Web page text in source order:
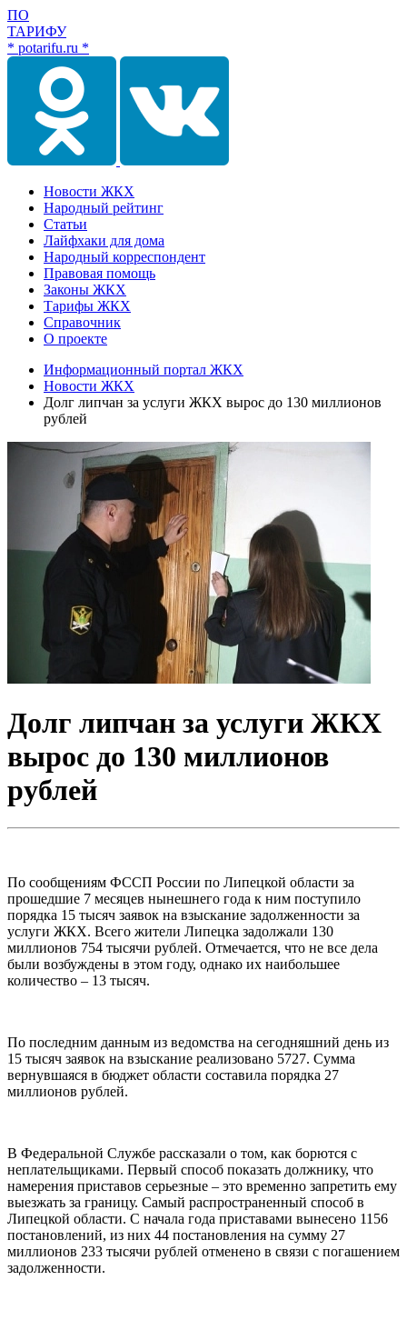
ПО
ТАРИФУ
* potarifu.ru *
Новости ЖКХ
Народный рейтинг
Статьи
Лайфхаки для дома
Народный корреспондент
Правовая помощь
Законы ЖКХ
Тарифы ЖКХ
Справочник
О проекте
Информационный портал ЖКХ
Новости ЖКХ
Долг липчан за услуги ЖКХ вырос до 130 миллионов
рублей
Долг липчан за услуги ЖКХ
вырос до 130 миллионов
рублей
По сообщениям ФССП России по Липецкой области за
прошедшие 7 месяцев нынешнего года к ним поступило
порядка 15 тысяч заявок на взыскание задолженности за
услуги ЖКХ. Всего жители Липецка задолжали 130
миллионов 754 тысячи рублей. Отмечается, что не все дела
были возбуждены в этом году, однако их наибольшее
количество – 13 тысяч.
По последним данным из ведомства на сегодняшний день из
15 тысяч заявок на взыскание реализовано 5727. Сумма
вернувшаяся в бюджет области составила порядка 27
миллионов рублей.
В Федеральной Службе рассказали о том, как борются с
неплательщиками. Первый способ показать должнику, что
намерения приставов серьезные – это временно запретить ему
выезжать за границу. Самый распространенный способ в
Липецкой области. С начала года приставами вынесено 1156
постановлений, из них 44 постановления на сумму 27
миллионов 233 тысячи рублей отменено в связи с погашением
задолженности.